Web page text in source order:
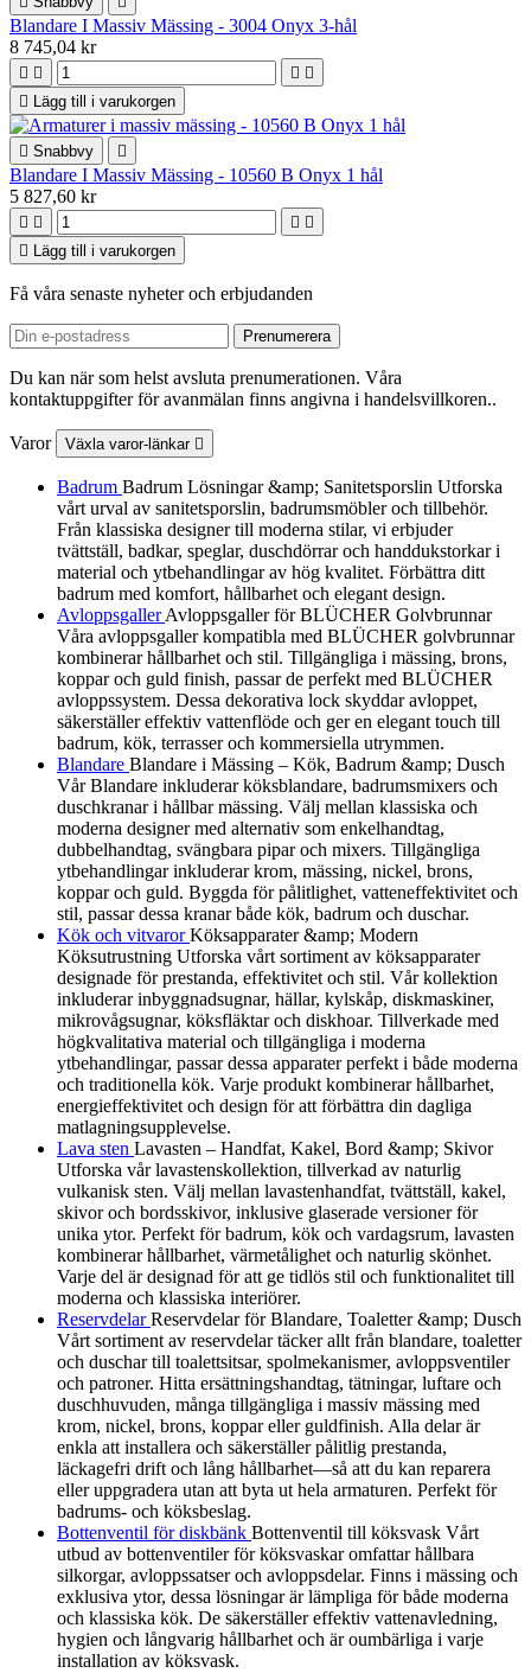
Blandare I Massiv Mässing - 3004 Onyx 3-hål
8 745,04 kr
   
 Lägg till i varukorgen
 Snabbvy 
Blandare I Massiv Mässing - 10560 B Onyx 1 hål
5 827,60 kr
   
 Lägg till i varukorgen
Få våra senaste nyheter och erbjudanden
Du kan när som helst avsluta prenumerationen. Våra
kontaktuppgifter för avanmälan finns angivna i handelsvillkoren..
Varor Växla varor-länkar 
Badrum Badrum Lösningar &amp; Sanitetsporslin Utforska
vårt urval av sanitetsporslin, badrumsmöbler och tillbehör.
Från klassiska designer till moderna stilar, vi erbjuder
tvättställ, badkar, speglar, duschdörrar och handdukstorkar i
material och ytbehandlingar av hög kvalitet. Förbättra ditt
badrum med komfort, hållbarhet och elegant design.
AvloppsgallerAvloppsgaller för BLÜCHER Golvbrunnar
Våra avloppsgaller kompatibla med BLÜCHER golvbrunnar
kombinerar hållbarhet och stil. Tillgängliga i mässing, brons,
koppar och guld finish, passar de perfekt med BLÜCHER
avloppssystem. Dessa dekorativa lock skyddar avloppet,
säkerställer effektiv vattenflöde och ger en elegant touch till
badrum, kök, terrasser och kommersiella utrymmen.
Blandare Blandare i Mässing – Kök, Badrum &amp; Dusch
Vår Blandare inkluderar köksblandare, badrumsmixers och
duschkranar i hållbar mässing. Välj mellan klassiska och
moderna designer med alternativ som enkelhandtag,
dubbelhandtag, svängbara pipar och mixers. Tillgängliga
ytbehandlingar inkluderar krom, mässing, nickel, brons,
koppar och guld. Byggda för pålitlighet, vatteneffektivitet och
stil, passar dessa kranar både kök, badrum och duschar.
Kök och vitvarorKöksapparater &amp; Modern
Köksutrustning Utforska vårt sortiment av köksapparater
designade för prestanda, effektivitet och stil. Vår kollektion
inkluderar inbyggnadsugnar, hällar, kylskåp, diskmaskiner,
mikrovågsugnar, köksfläktar och diskhoar. Tillverkade med
högkvalitativa material och tillgängliga i moderna
ytbehandlingar, passar dessa apparater perfekt i både moderna
och traditionella kök. Varje produkt kombinerar hållbarhet,
energieffektivitet och design för att förbättra din dagliga
matlagningsupplevelse.
Lava sten Lavasten – Handfat, Kakel, Bord &amp; Skivor
Utforska vår lavastenskollektion, tillverkad av naturlig
vulkanisk sten. Välj mellan lavastenhandfat, tvättställ, kakel,
skivor och bordsskivor, inklusive glaserade versioner för
unika ytor. Perfekt för badrum, kök och vardagsrum, lavasten
kombinerar hållbarhet, värmetålighet och naturlig skönhet.
Varje del är designad för att ge tidlös stil och funktionalitet till
moderna och klassiska interiörer.
ReservdelarReservdelar för Blandare, Toaletter &amp; Dusch
Vårt sortiment av reservdelar täcker allt från blandare, toaletter
och duschar till toalettsitsar, spolmekanismer, avloppsventiler
och patroner. Hitta ersättningshandtag, tätningar, luftare och
duschhuvuden, många tillgängliga i massiv mässing med
krom, nickel, brons, koppar eller guldfinish. Alla delar är
enkla att installera och säkerställer pålitlig prestanda,
läckagefri drift och lång hållbarhet—så att du kan reparera
eller uppgradera utan att byta ut hela armaturen. Perfekt för
badrums- och köksbeslag.
Bottenventil för diskbänk Bottenventil till köksvask Vårt
utbud av bottenventiler för köksvaskar omfattar hållbara
silkorgar, avloppssatser och avloppsdelar. Finns i mässing och
exklusiva ytor, dessa lösningar är lämpliga för både moderna
och klassiska kök. De säkerställer effektiv vattenavledning,
hygien och långvarig hållbarhet och är oumbärliga i varje
installation av köksvask.